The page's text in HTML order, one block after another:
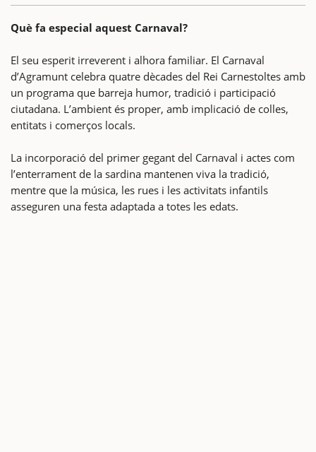
Què fa especial aquest Carnaval?
El seu esperit irreverent i alhora familiar. El Carnaval
d’Agramunt celebra quatre dècades del Rei Carnestoltes amb
un programa que barreja humor, tradició i participació
ciutadana. L’ambient és proper, amb implicació de colles,
entitats i comerços locals.
La incorporació del primer gegant del Carnaval i actes com
l’enterrament de la sardina mantenen viva la tradició,
mentre que la música, les rues i les activitats infantils
asseguren una festa adaptada a totes les edats.